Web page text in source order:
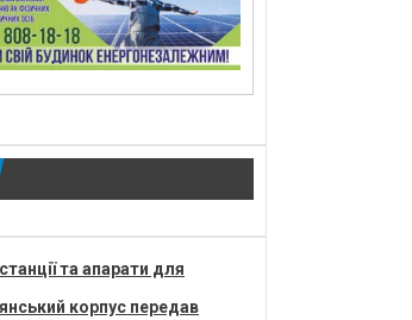
та апарати для
корпус передав